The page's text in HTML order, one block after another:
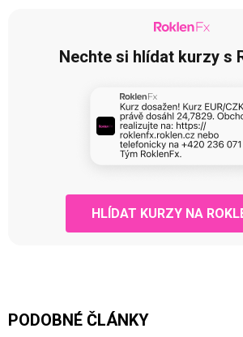
Nechte si hlídat kurzy s
HLÍDAT KURZY NA
PODOBNÉ ČLÁNKY